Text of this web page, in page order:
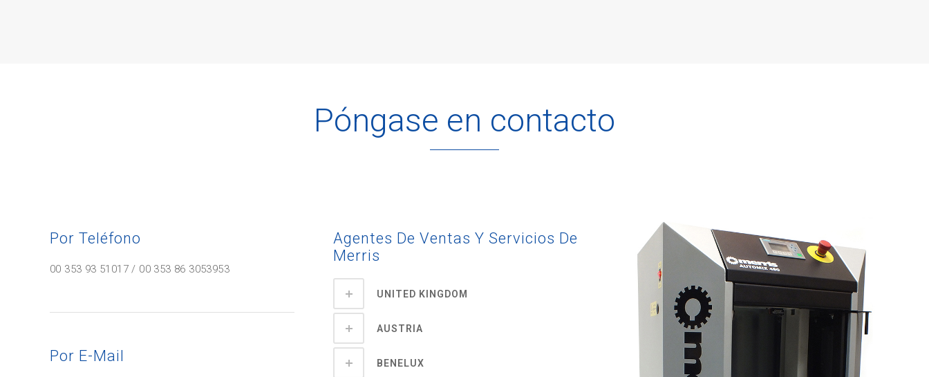
Póngase en contacto
Por Teléfono
00 353 93 51017 / 00 353 86 3053953
Por E-Mail
Agentes De Ventas Y Servicios De
Merris
UNITED KINGDOM
AUSTRIA
BENELUX